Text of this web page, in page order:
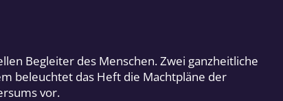
Begleiter des Menschen. Zwei ganzheitliche
beleuchtet das Heft die Machtpläne der
vor.